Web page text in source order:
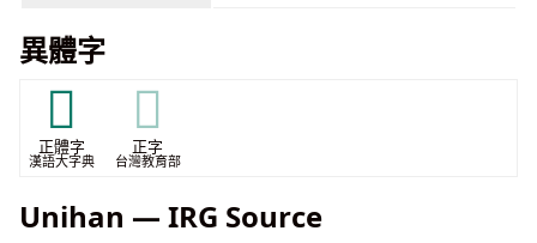
異體字
𤽁
正體字
漢語大字典
𤽁
正字
台灣教育部
Unihan — IRG Source